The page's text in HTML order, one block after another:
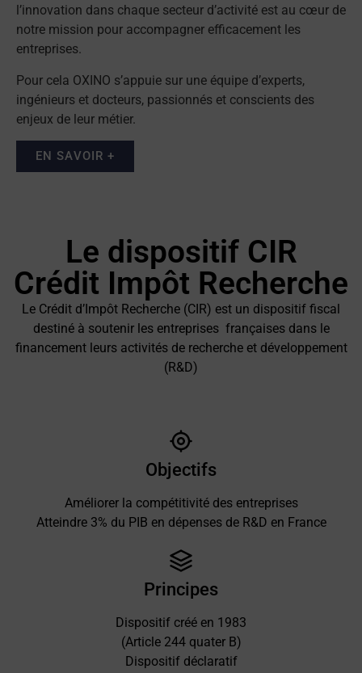
l’innovation dans chaque secteur d’activité est au cœur de
notre mission pour accompagner efficacement les
entreprises.
Pour cela OXINO s’appuie sur une équipe d’experts,
ingénieurs et docteurs, passionnés et conscients des
enjeux de leur métier.
EN SAVOIR +
Le dispositif CIR
Crédit Impôt Recherche
Le Crédit d’Impôt Recherche (CIR) est un dispositif fiscal
destiné à soutenir les entreprises françaises dans le
financement leurs activités de recherche et développement
(R&D)
Objectifs
Améliorer la compétitivité des entreprises
Atteindre 3% du PIB en dépenses de R&D en France
Principes
Dispositif créé en 1983
(Article 244 quater B)
Dispositif déclaratif